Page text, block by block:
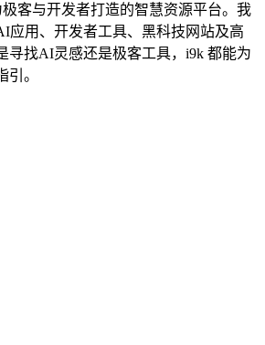
极客与开发者打造的智慧资源平台。我
应用、开发者工具、黑科技网站及高
寻找AI灵感还是极客工具，i9k 都能为
。